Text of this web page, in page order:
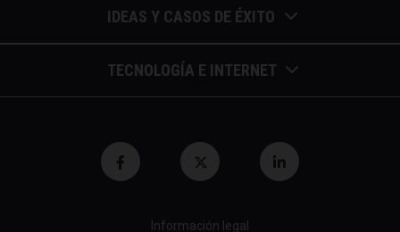
Barómetros de sueldos
Economía colaborativa
Economía para Pymes
IDEAS Y CASOS DE ÉXITO
Calendario de eventos
Casos de éxito
Entrevistas / autores
Gestión y liderazgo
TECNOLOGÍA E INTERNET
Blockchain y similares
Información legal